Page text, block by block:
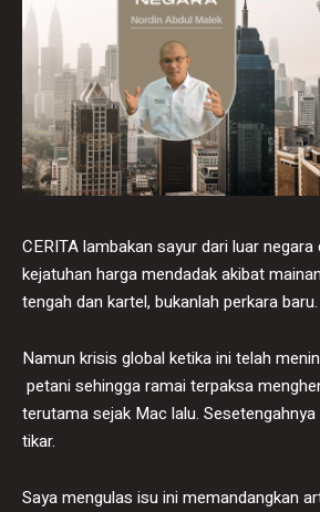
CERITA lambakan sayur dari luar
kejatuhan harga mendadak akibat
tengah dan kartel, bukanlah perkara baru.
Namun krisis global ketika ini telah
petani sehingga ramai terpaksa
terutama sejak Mac lalu.
tikar.
Saya mengulas isu ini memandangkan